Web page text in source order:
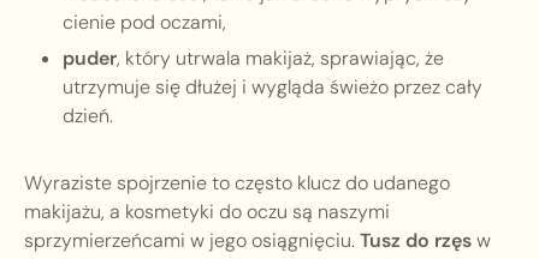
cienie pod oczami,
puder, który utrwala makijaż, sprawiając, że
utrzymuje się dłużej i wygląda świeżo przez cały
dzień.
Wyraziste spojrzenie to często klucz do udanego
makijażu, a kosmetyki do oczu są naszymi
sprzymierzeńcami w jego osiągnięciu.Tusz do rzęsw